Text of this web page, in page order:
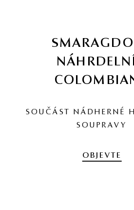
SOUČÁST NÁDHERNÉ
SOUPRAVY
OBJEVTE